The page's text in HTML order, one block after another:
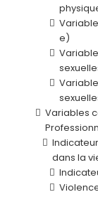
e)
Variables
dans la